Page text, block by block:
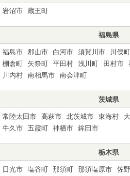
岩沼市 蔵王町
福島県
福島市 郡山市 白河市 須賀川市 川俣町
棚倉町
矢祭町 平田村 浅川町 田村市
川内村
南相馬市 南会津町
茨城県
常陸太田市 高萩市 北茨城市 東海村
牛久市
五霞町 神栖市 鉾田市
栃木県
日光市 塩谷町 那須町 那須塩原市 佐